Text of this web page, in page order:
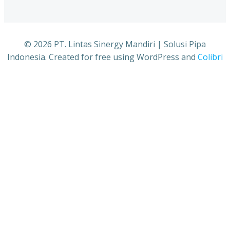
© 2026 PT. Lintas Sinergy Mandiri | Solusi Pipa
Indonesia. Created for free using WordPress and Colibri